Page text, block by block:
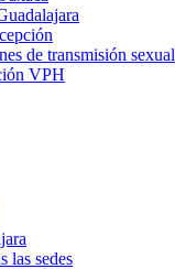
de transmisión sexual
VPH
las sedes